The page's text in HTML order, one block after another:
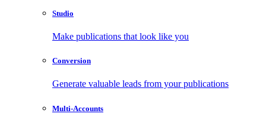
Studio
Make publications that look like you
Conversion
Generate valuable leads from your publications
Multi-Accounts